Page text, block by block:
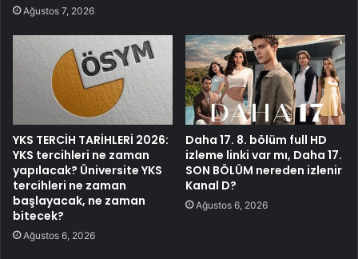
Ağustos 7, 2026
YKS TERCİH TARİHLERİ 2026:
YKS tercihleri ne zaman
yapılacak? Üniversite YKS
tercihleri ne zaman
başlayacak, ne zaman
bitecek?
Ağustos 6, 2026
Daha 17. 8. bölüm full HD
izleme linki var mı, Daha 17.
SON BÖLÜM nereden izlenir
Kanal D?
Ağustos 6, 2026